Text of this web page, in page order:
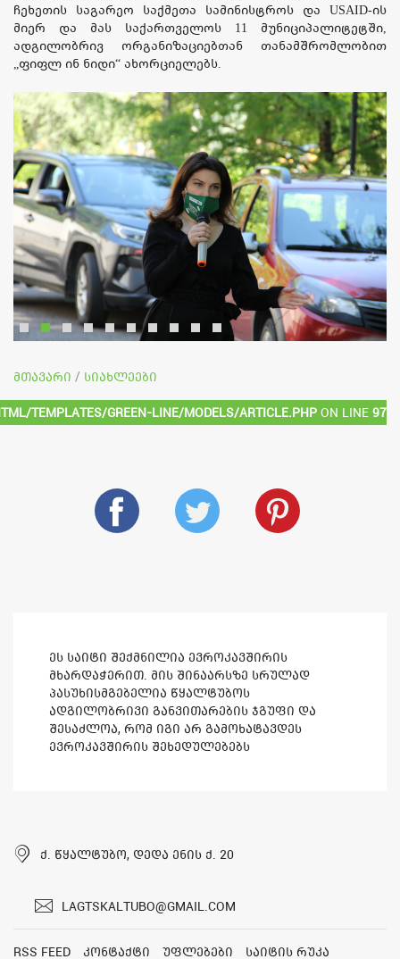
ჩეხეთის საგარეო საქმეთა სამინისტროს და USAID-ის
მიერ და მას საქართველოს 11 მუნიციპალიტეტში,
ადგილობრივ ორგანიზაციებთან თანამშრომლობით
„ფიფლ ინ ნიდი“ ახორციელებს.
მთავარი / სიახლეები
templates/green-line/models/article.php on line 97
ეს საიტი შექმნილია ევროკავშირის
მხარდაჭერით. მის შინაარსზე სრულად
პასუხისმგებელია წყალტუბოს
ადგილობრივი განვითარების ჯგუფი და
შესაძლოა, რომ იგი არ გამოხატავდეს
ევროკავშირის შეხედულებებს
ქ. წყალტუბო, დედა ენის ქ. 20
lagtskaltubo@gmail.com
RSS feed კონტაქტი უფლებები საიტის რუკა